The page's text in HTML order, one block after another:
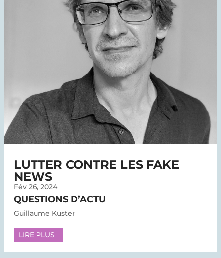
LUTTER CONTRE LES FAKE
NEWS
Fév 26, 2024
QUESTIONS D’ACTU
Guillaume Kuster
LIRE PLUS